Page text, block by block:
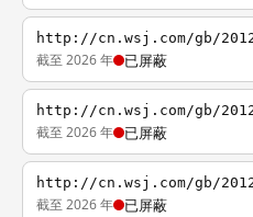
http://cn.wsj.com/gb/
截至 2026 年 已屏蔽
http://cn.wsj.com/gb/
截至 2026 年 已屏蔽
http://cn.wsj.com/gb/
截至 2026 年 已屏蔽